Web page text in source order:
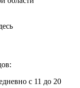
с 11 до 20